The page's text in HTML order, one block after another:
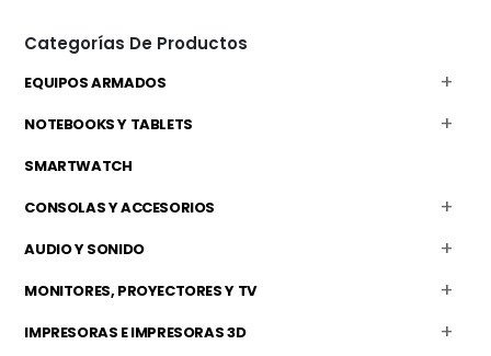
Categorías De Productos
EQUIPOS ARMADOS
NOTEBOOKS Y TABLETS
SMARTWATCH
CONSOLAS Y ACCESORIOS
AUDIO Y SONIDO
MONITORES, PROYECTORES Y TV
IMPRESORAS E IMPRESORAS 3D